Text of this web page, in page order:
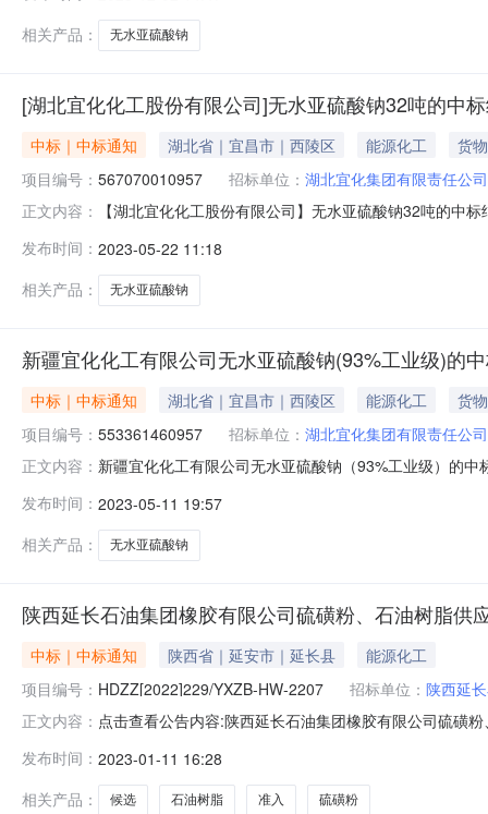
相关产品：
无水亚硫酸钠
[湖北宜化化工股份有限公司]无水亚硫酸钠32吨的中
中标｜中标通知 湖北省｜宜昌市｜西陵区 能源化工
货物
项目编号： 567070010957 招标单位： 湖北宜化集团有限责任公司
正文内容：
【湖北宜化化工股份有限公司】无水亚硫酸钠32吨的中
发布时间： 2023-05-22 11:18
相关产品：
无水亚硫酸钠
新疆宜化化工有限公司无水亚硫酸钠(93%工业级)的
中标｜中标通知 湖北省｜宜昌市｜西陵区 能源化工
货物
项目编号： 553361460957 招标单位： 湖北宜化集团有限责任公司
正文内容： 新疆宜化化工有限公司无水亚硫酸钠（93%工业级）的
格合理。
发布时间： 2023-05-11 19:57
相关产品：
无水亚硫酸钠
陕西延长石油集团橡胶有限公司硫磺粉、石油树脂供
中标｜中标通知 陕西省｜延安市｜延长县
能源化工
项目编号： HDZZ[2022]229/YXZB-HW-2207 招标单位： 陕西延
正文内容： 点击查看公告内容:陕西延长石油集团橡胶有限公司硫磺
01月14日一、评标情况标段（包）[001]硫磺粉：1、中
发布时间： 2023-01-11 16:28
相关产品：
候选 石油树脂 准入 硫磺粉